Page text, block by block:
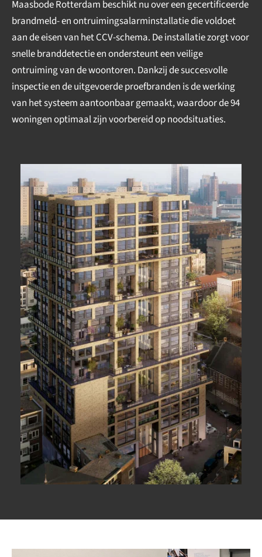
Maasbode Rotterdam beschikt nu over een gecertificeerde
brandmeld- en ontruimingsalarminstallatie die voldoet
aan de eisen van het CCV-schema. De installatie zorgt voor
snelle branddetectie en ondersteunt een veilige
ontruiming van de woontoren. Dankzij de succesvolle
inspectie en de uitgevoerde proefbranden is de werking
van het systeem aantoonbaar gemaakt, waardoor de 94
woningen optimaal zijn voorbereid op noodsituaties.